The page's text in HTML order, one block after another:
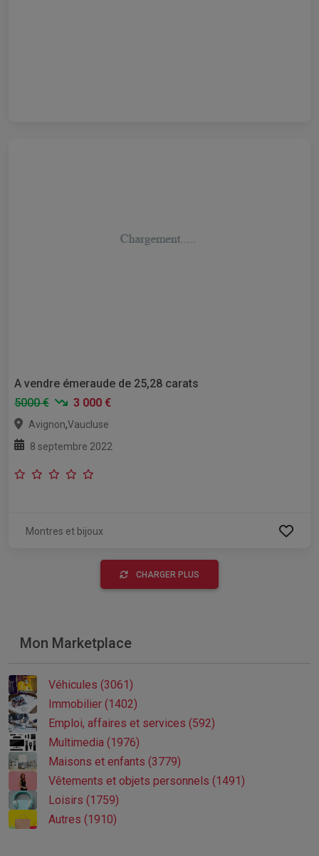
A vendre émeraude de 25,28 carats
5000 €
3 000 €
Avignon,Vaucluse
8 septembre 2022
Montres et bijoux
CHARGER PLUS
Mon Marketplace
Véhicules (3061)
Immobilier (1402)
Emploi, affaires et services (592)
Multimedia (1976)
Maisons et enfants (3779)
Vêtements et objets personnels (1491)
Loisirs (1759)
Autres (1910)